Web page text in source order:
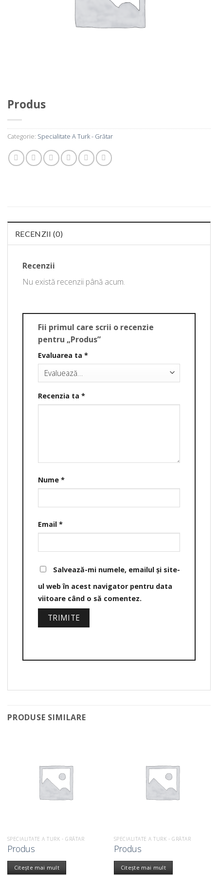
Produs
Categorie: Specialitate A Turk - Grătar
RECENZII (0)
Recenzii
Nu există recenzii până acum.
Fii primul care scrii o recenzie
pentru „Produs”
Evaluarea ta *
Recenzia ta *
Nume *
Email *
Salvează-mi numele, emailul și site-
ul web în acest navigator pentru data
viitoare când o să comentez.
PRODUSE SIMILARE
SPECIALITATE A TURK - GRĂTAR
Produs
Citește mai mult
SPECIALITATE A TURK - GRĂTAR
Produs
Citește mai mult